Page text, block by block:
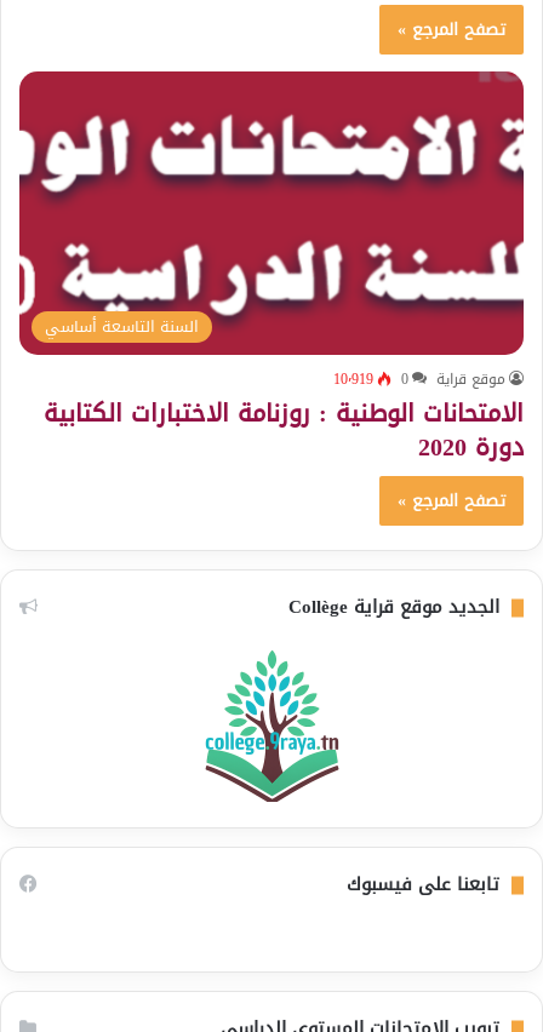
تصفح المرجع »
السنة التاسعة أساسي
موقع قراية 0 10٬919
الامتحانات الوطنية : روزنامة الاختبارات الكتابية
دورة 2020
تصفح المرجع »
الجديد موقع قراية Collège
تابعنا على فيسبوك